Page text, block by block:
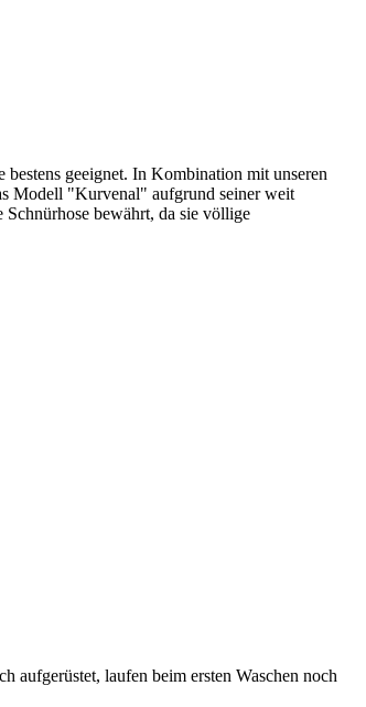
geeignet. In Kombination mit unseren
Modell "Kurvenal" aufgrund seiner weit
bewährt, da sie völlige
aufgerüstet, laufen beim ersten Waschen noch